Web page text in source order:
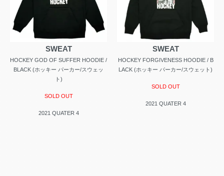
SWEAT
HOCKEY GOD OF SUFFER HOODIE /
BLACK (ホッキー パーカー/スウェッ
ト)
SOLD OUT
2021 QUATER 4
SWEAT
HOCKEY FORGIVENESS HOODIE / B
LACK (ホッキー パーカー/スウェット)
SOLD OUT
2021 QUATER 4